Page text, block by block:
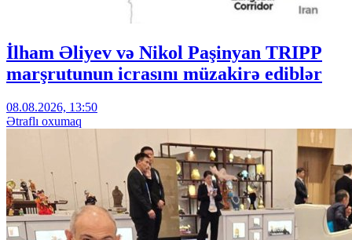
İlham Əliyev və Nikol Paşinyan TRIPP
marşrutunun icrasını müzakirə ediblər
08.08.2026, 13:50
Ətraflı oxumaq